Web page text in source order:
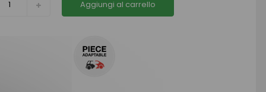
Aggiungi al carrello